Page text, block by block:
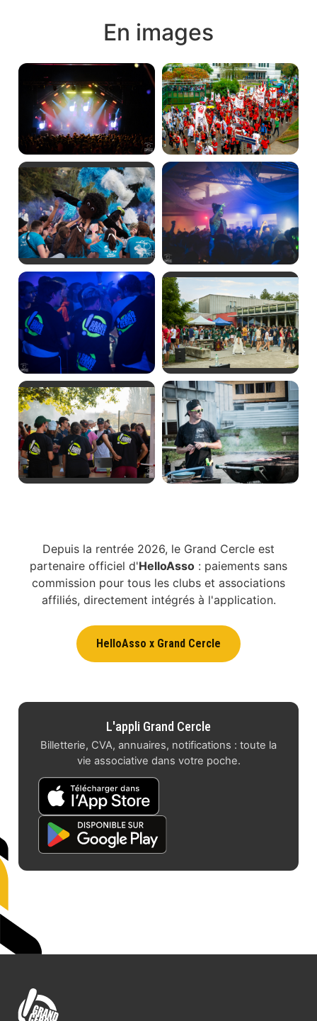
En images
Depuis la rentrée 2026, le Grand Cercle est
partenaire officiel d'HelloAsso : paiements sans
commission pour tous les clubs et associations
affiliés, directement intégrés à l'application.
HelloAsso x Grand Cercle
L'appli Grand Cercle
Billetterie, CVA, annuaires, notifications : toute la
vie associative dans votre poche.